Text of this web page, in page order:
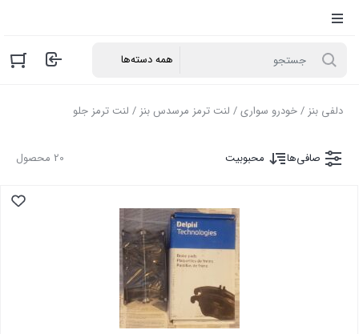
دلفی بنز /خودرو سواری/ لنت ترمز مرسدس بنز / لنت ترمز جلو
20 محصول صافی‌ها محبوبیت